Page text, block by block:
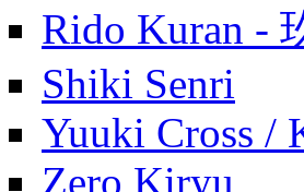
Rido Kuran -
Shiki Senri
Yuuki Cross /
Zero Kiryu